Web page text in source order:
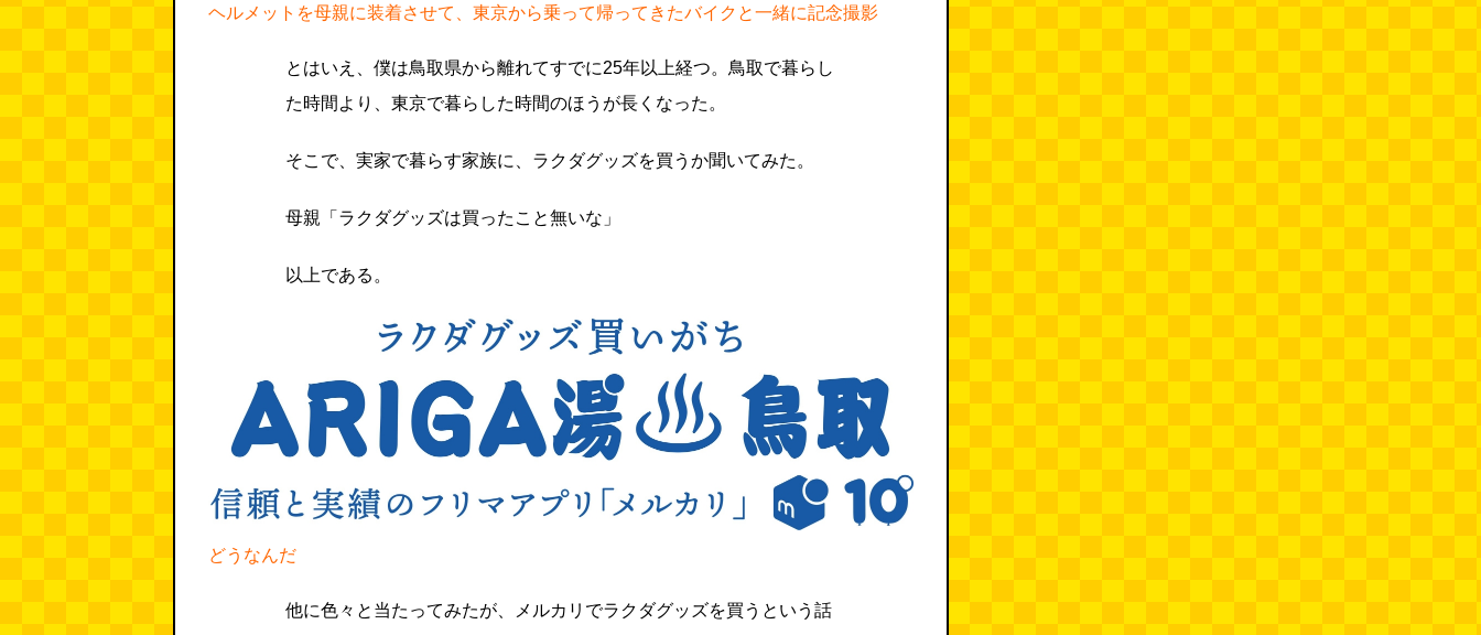
ヘルメットを母親に装着させて、東京から乗って帰ってきたバイクと一緒に記念撮影
とはいえ、僕は鳥取県から離れてすでに25年以上経つ。鳥取で暮らし
た時間より、東京で暮らした時間のほうが長くなった。
そこで、実家で暮らす家族に、ラクダグッズを買うか聞いてみた。
母親「ラクダグッズは買ったこと無いな」
以上である。
どうなんだ
他に色々と当たってみたが、メルカリでラクダグッズを買うという話